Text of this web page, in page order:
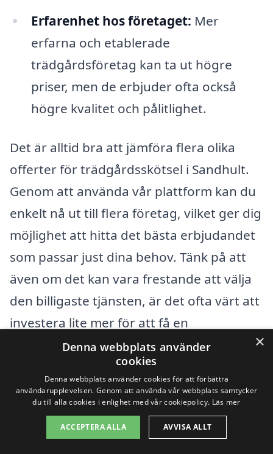
Erfarenhet hos företaget: Mer
erfarna och etablerade
trädgårdsföretag kan ta ut högre
priser, men de erbjuder ofta också
högre kvalitet och pålitlighet.
Det är alltid bra att jämföra flera olika
offerter för trädgårdsskötsel i Sandhult.
Genom att använda vår plattform kan du
enkelt nå ut till flera företag, vilket ger dig
möjlighet att hitta det bästa erbjudandet
som passar just dina behov. Tänk på att
även om det kan vara frestande att välja
den billigaste tjänsten, är det ofta värt att
investera lite mer för att få en
kvalitetstjänst som håller över tid.
När du tar emot offerter, se till att fråga
om vad som ingår i priset och om det
finns möjlighet till rabatter för långsiktiga
×
Denna webbplats använder
cookies
Denna webbplats använder cookies för att förbättra
användarupplevelsen. Genom att använda vår webbplats samtycker
du till alla cookies i enlighet med vår cookiepolicy. Läs mer
ACCEPTERA ALLA AVVISA ALLT